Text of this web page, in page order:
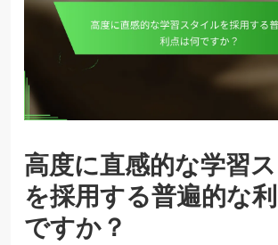
高度に直感的な学習
を採用する普遍的な
ですか？